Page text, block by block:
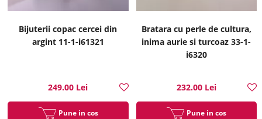
Bijuterii copac cercei din
argint 11-1-i61321
249.00 Lei
Pune in cos
Bratara cu perle de cultura,
inima aurie si turcoaz 33-1-
i6320
232.00 Lei
Pune in cos